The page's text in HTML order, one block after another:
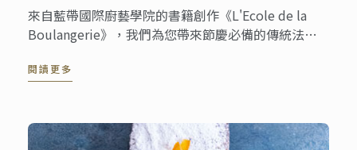
來自藍帶國際廚藝學院的書籍創作《L'Ecole de la
Boulangerie》，我們為您帶來節慶必備的傳統法式
籍，幫助您在家完成製作80種優質的維也納式麵包。
閱讀更多